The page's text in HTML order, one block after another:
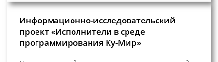
Информационно-исследовательский
проект «Исполнители в среде
программирования Ку-Мир»